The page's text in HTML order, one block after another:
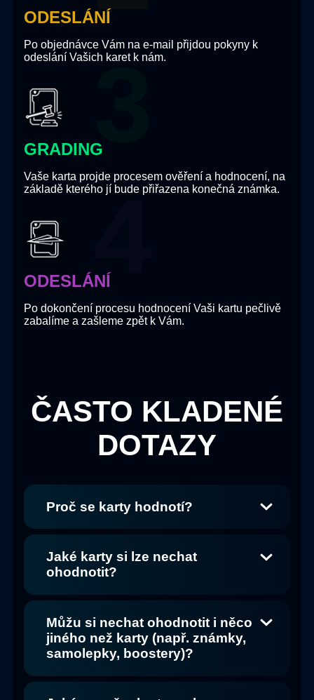
ODESLÁNÍ
Po objednávce Vám na e-mail přijdou pokyny k
odeslání Vašich karet k nám.
GRADING
Vaše karta projde procesem ověření a hodnocení, na
základě kterého jí bude přiřazena konečná známka.
ODESLÁNÍ
Po dokončení procesu hodnocení Vaši kartu pečlivě
zabalíme a zašleme zpět k Vám.
ČASTO KLADENÉ
DOTAZY
Proč se karty hodnotí?
Jaké karty si lze nechat
ohodnotit?
Můžu si nechat ohodnotit i něco
jiného než karty (např. známky,
samolepky, boostery)?